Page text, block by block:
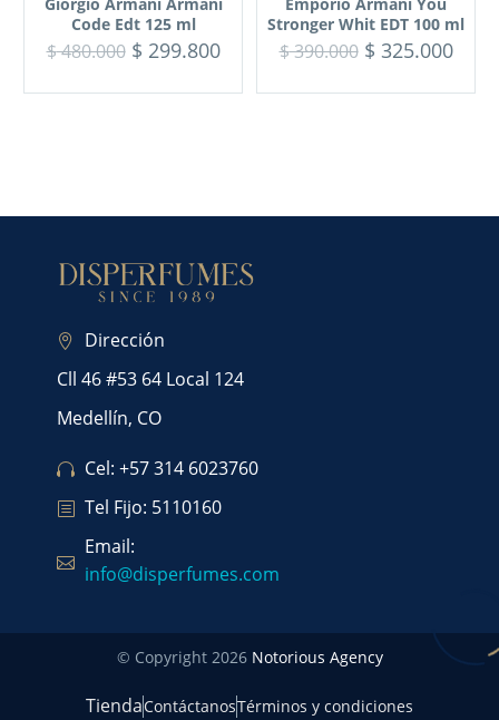
Code Edt 125 ml
$480.000 $ 299.800
Stronger Whit EDT 100 ml
$390.000 $ 325.000
Dirección
Cll 46 #53 64 Local 124
Medellín, CO
Cel: +57 314 6023760
Tel Fijo: 5110160
Email:
info@disperfumes.com
© Copyright 2026 Notorious Agency
TiendaContáctanosTérminos y condiciones